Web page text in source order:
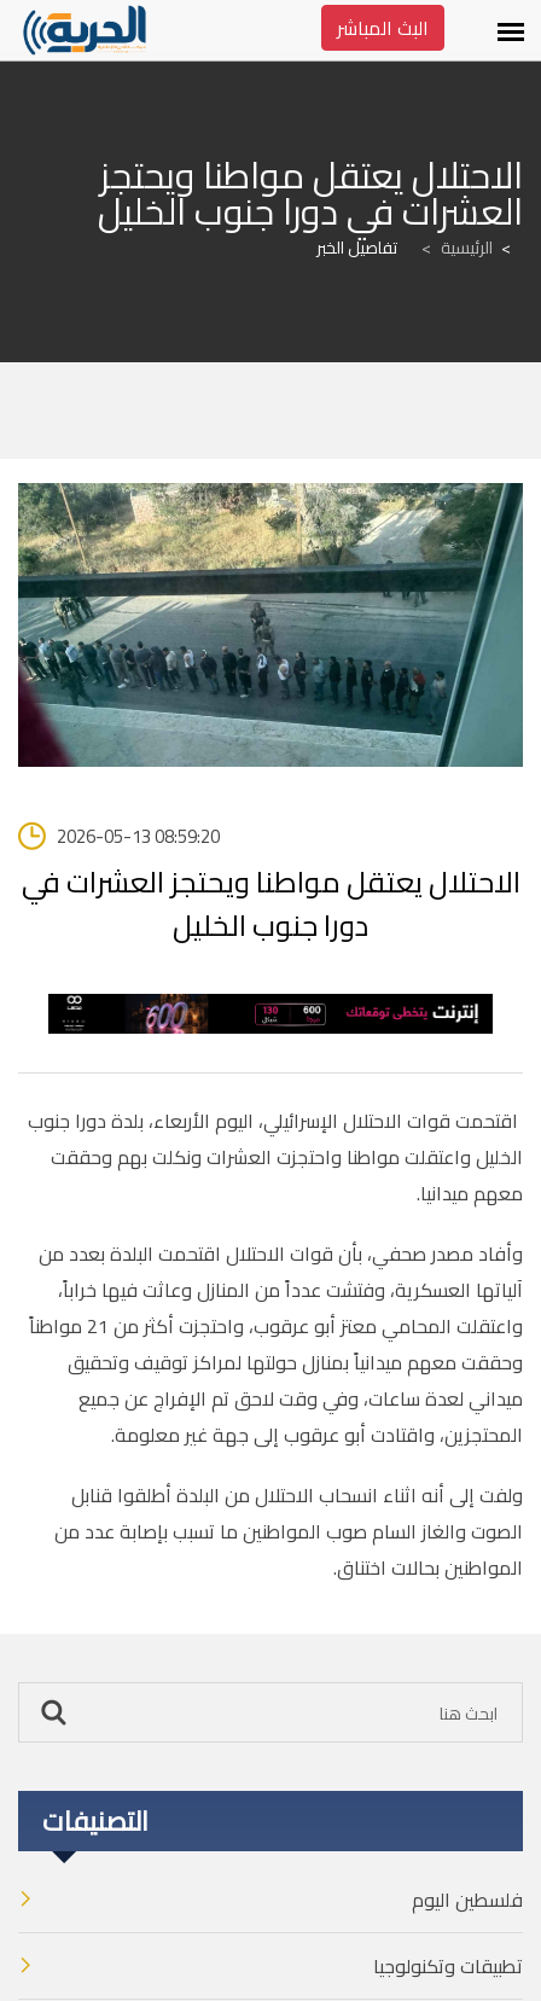
البث المباشر
الاحتلال يعتقل مواطنا ويحتجز
العشرات في دورا جنوب الخليل
الرئيسية > تفاصيل الخبر
2026-05-13 08:59:20
الاحتلال يعتقل مواطنا ويحتجز العشرات في
دورا جنوب الخليل
اقتحمت قوات الاحتلال الإسرائيلي، اليوم الأربعاء، بلدة دورا جنوب
الخليل واعتقلت مواطنا واحتجزت العشرات ونكلت بهم وحققت
معهم ميدانيا.
وأفاد مصدر صحفي، بأن قوات الاحتلال اقتحمت البلدة بعدد من
آلياتها العسكرية، وفتشت عدداً من المنازل وعاثت فيها خراباً،
واعتقلت المحامي معتز أبو عرقوب، واحتجزت أكثر من 21 مواطناً
وحققت معهم ميدانياً بمنازل حولتها لمراكز توقيف وتحقيق
ميداني لعدة ساعات، وفي وقت لاحق تم الإفراج عن جميع
المحتجزين، واقتادت أبو عرقوب إلى جهة غير معلومة.
ولفت إلى أنه اثناء انسحاب الاحتلال من البلدة أطلقوا قنابل
الصوت والغاز السام صوب المواطنين ما تسبب بإصابة عدد من
المواطنين بحالات اختناق.
التصنيفات
فلسطين اليوم
تطبيقات وتكنولوجيا